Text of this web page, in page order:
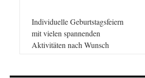
Individuelle Geburtstagsfeiern
mit vielen spannenden
Aktivitäten nach Wunsch